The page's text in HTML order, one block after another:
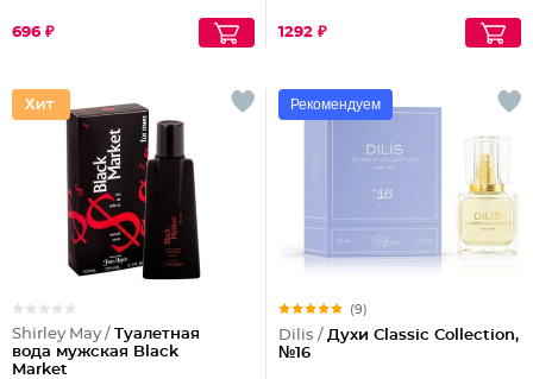
696 ₽ 1292 ₽
Shirley May / Туалетная
вода мужская Black
Market
Рекомендуем
(9)
Dilis / Духи Classic Collection,
№16